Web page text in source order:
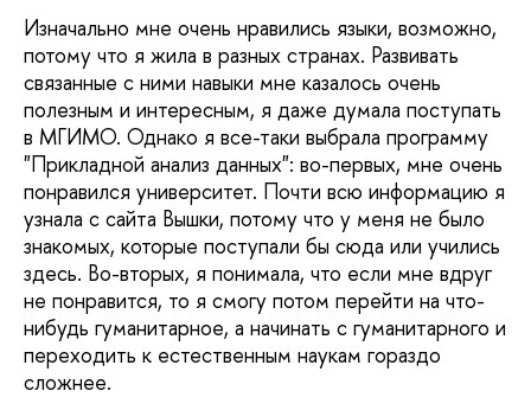
Изначально мне очень нравились языки, возможно,
потому что я жила в разных странах. Развивать
связанные с ними навыки мне казалось очень
полезным и интересным, я даже думала поступать
в МГИМО. Однако я все-таки выбрала программу
"Прикладной анализ данных": во-первых, мне очень
понравился университет. Почти всю информацию я
узнала с сайта Вышки, потому что у меня не было
знакомых, которые поступали бы сюда или учились
здесь. Во-вторых, я понимала, что если мне вдруг
не понравится, то я смогу потом перейти на что-
нибудь гуманитарное, а начинать с гуманитарного и
переходить к естественным наукам гораздо
сложнее.